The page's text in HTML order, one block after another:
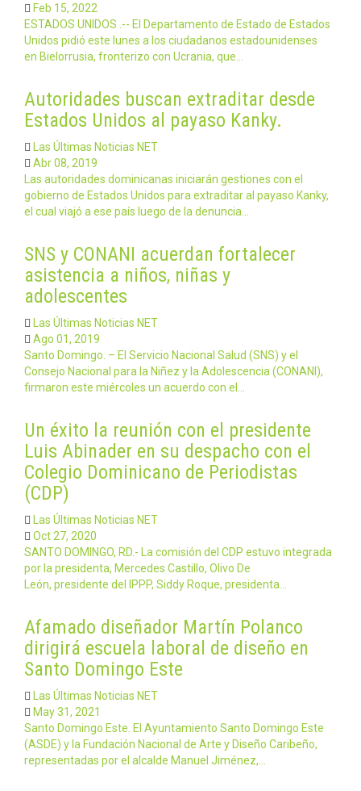
Feb 15, 2022
ESTADOS UNIDOS .-- El Departamento de Estado de Estados
Unidos pidió este lunes a los ciudadanos estadounidenses
en Bielorrusia, fronterizo con Ucrania, que…
Autoridades buscan extraditar desde
Estados Unidos al payaso Kanky.
Las Últimas Noticias NET
Abr 08, 2019
Las autoridades dominicanas iniciarán gestiones con el
gobierno de Estados Unidos para extraditar al payaso Kanky,
el cual viajó a ese país luego de la denuncia…
SNS y CONANI acuerdan fortalecer
asistencia a niños, niñas y
adolescentes
Las Últimas Noticias NET
Ago 01, 2019
Santo Domingo. – El Servicio Nacional Salud (SNS) y el
Consejo Nacional para la Niñez y la Adolescencia (CONANI),
firmaron este miércoles un acuerdo con el…
Un éxito la reunión con el presidente
Luis Abinader en su despacho con el
Colegio Dominicano de Periodistas
(CDP)
Las Últimas Noticias NET
Oct 27, 2020
SANTO DOMINGO, RD.- La comisión del CDP estuvo integrada
por la presidenta, Mercedes Castillo, Olivo De
León, presidente del IPPP, Siddy Roque, presidenta…
Afamado diseñador Martín Polanco
dirigirá escuela laboral de diseño en
Santo Domingo Este
Las Últimas Noticias NET
May 31, 2021
Santo Domingo Este. El Ayuntamiento Santo Domingo Este
(ASDE) y la Fundación Nacional de Arte y Diseño Caribeño,
representadas por el alcalde Manuel Jiménez,…